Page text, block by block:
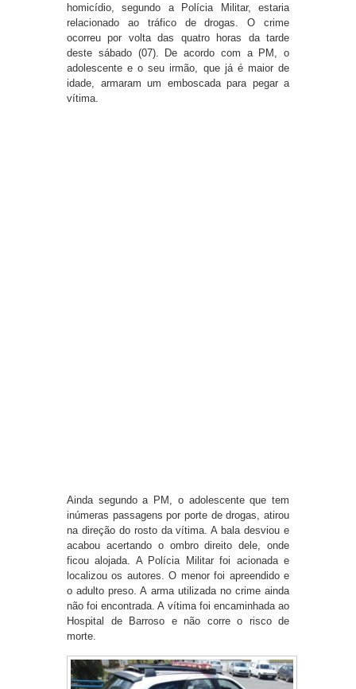
homicídio, segundo a Polícia Militar, estaria
relacionado ao tráfico de drogas. O crime
ocorreu por volta das quatro horas da tarde
deste sábado (07). De acordo com a PM, o
adolescente e o seu irmão, que já é maior de
idade, armaram um emboscada para pegar a
vítima.
Ainda segundo a PM, o adolescente que tem
inúmeras passagens por porte de drogas, atirou
na direção do rosto da vítima. A bala desviou e
acabou acertando o ombro direito dele, onde
ficou alojada. A Polícia Militar foi acionada e
localizou os autores. O menor foi apreendido e
o adulto preso. A arma utilizada no crime ainda
não foi encontrada. A vítima foi encaminhada ao
Hospital de Barroso e não corre o risco de
morte.